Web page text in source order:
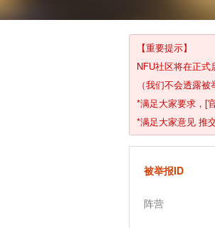
【重要提示】
NFU社区将在正
（我们不会透露
*满足大家要求，[
*满足大家意见 推
被举报ID
阵营